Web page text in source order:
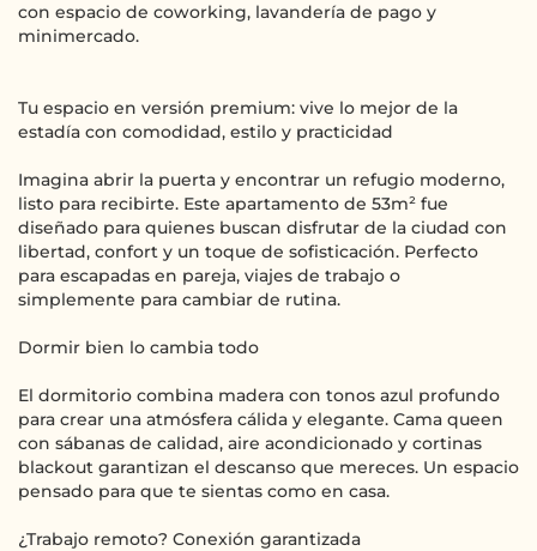
con espacio de coworking, lavandería de pago y
minimercado.
Tu espacio en versión premium: vive lo mejor de la
estadía con comodidad, estilo y practicidad
Imagina abrir la puerta y encontrar un refugio moderno,
listo para recibirte. Este apartamento de 53m² fue
diseñado para quienes buscan disfrutar de la ciudad con
libertad, confort y un toque de sofisticación. Perfecto
para escapadas en pareja, viajes de trabajo o
simplemente para cambiar de rutina.
Dormir bien lo cambia todo
El dormitorio combina madera con tonos azul profundo
para crear una atmósfera cálida y elegante. Cama queen
con sábanas de calidad, aire acondicionado y cortinas
blackout garantizan el descanso que mereces. Un espacio
pensado para que te sientas como en casa.
¿Trabajo remoto? Conexión garantizada